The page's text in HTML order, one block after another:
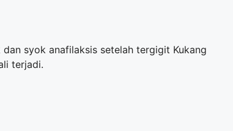
syok anafilaksis setelah tergigit Kukang
terjadi.